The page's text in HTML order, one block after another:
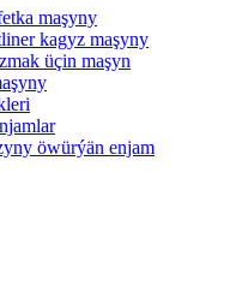
maşyny
kagyz maşyny
üçin maşyn
öwürýän enjam